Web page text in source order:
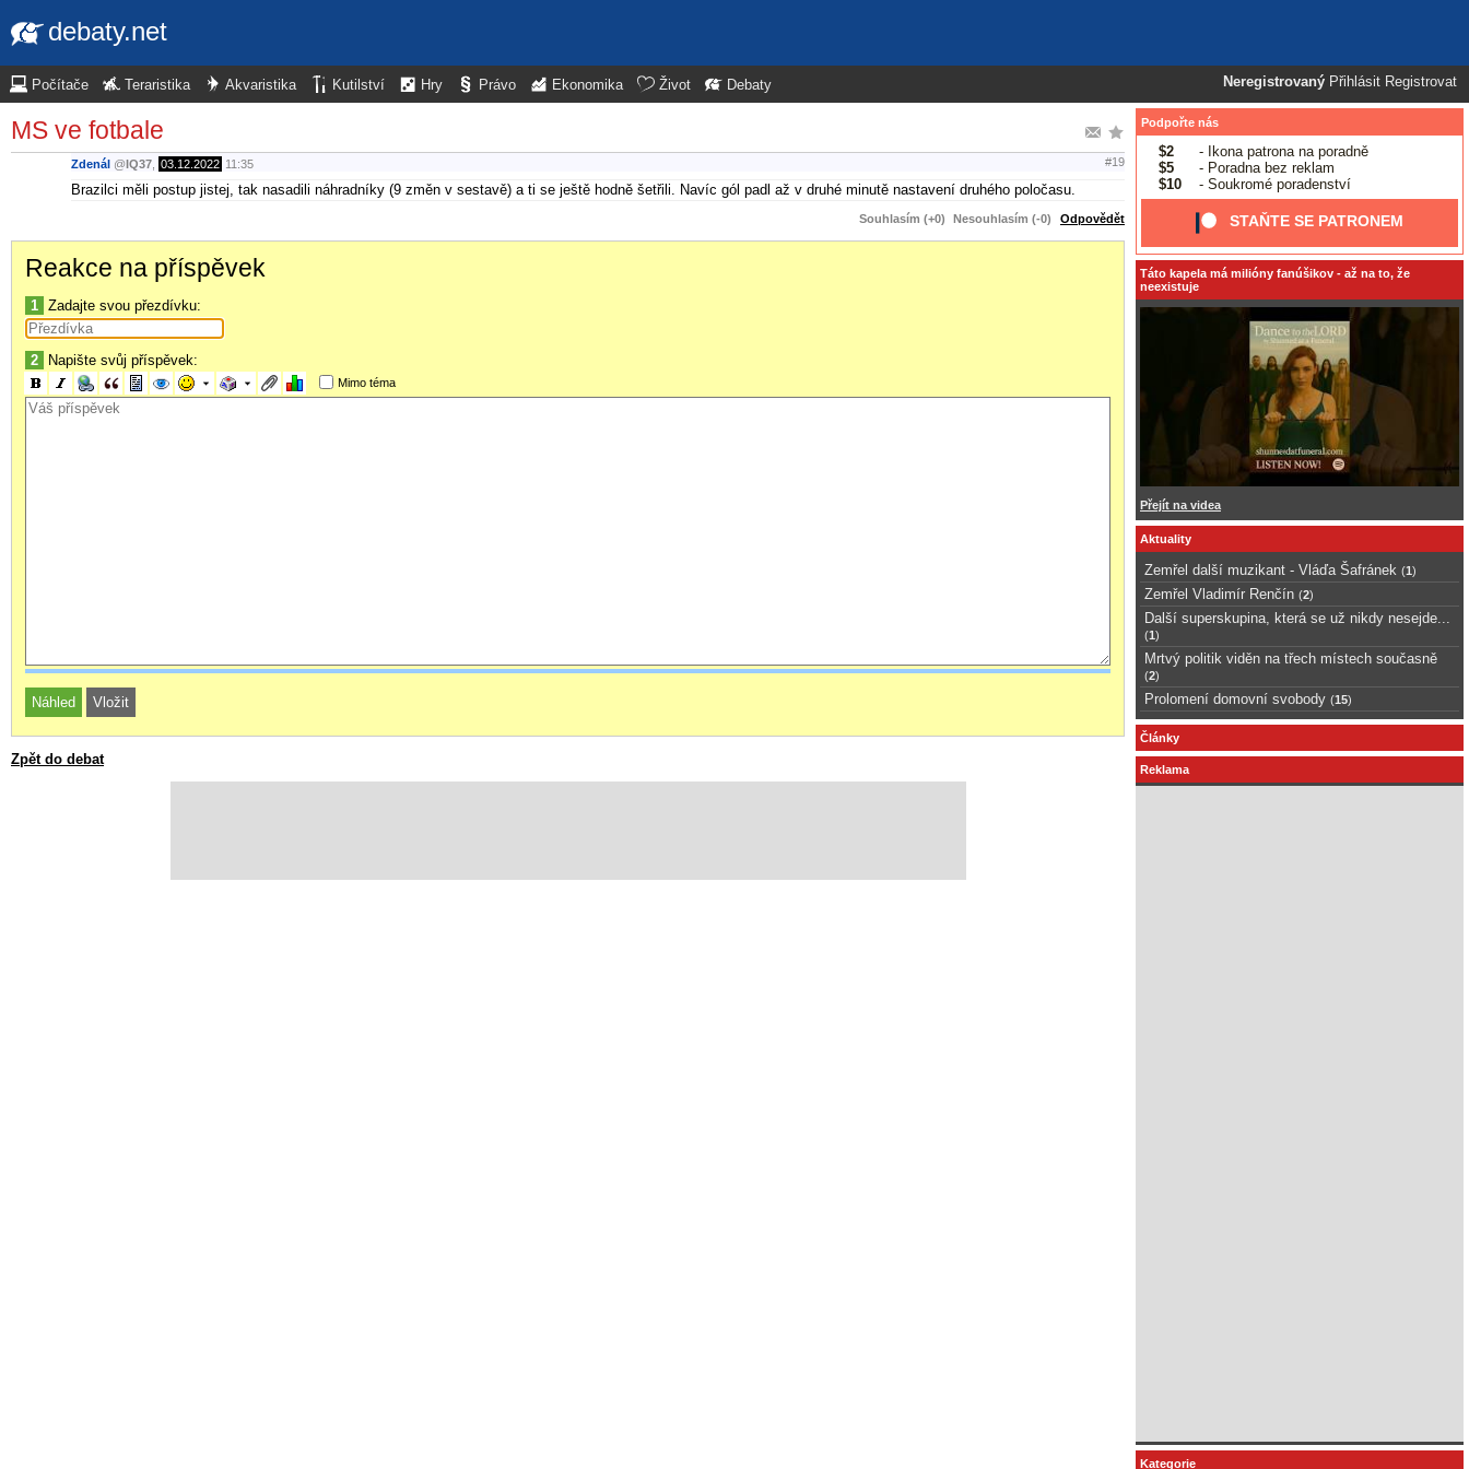
debaty.net
Neregistrovaný Přihlásit Registrovat
Počítače Teraristika Akvaristika Kutilství Hry Právo Ekonomika Život Debaty
MS ve fotbale
Zdenál @IQ37 03.12.2022 11:35 #19
Brazilci měli postup jistej, tak nasadili náhradníky (9 změn v sestavě) a ti se ještě hodně šetřili. Navíc gól padl až v druhé minutě nastavení druhého poločasu.
Souhlasím (+0) Nesouhlasím (-0) Odpovědět
Reakce na příspěvek
1 Zadajte svou přezdívku:
2 Napište svůj příspěvek:
Mimo téma
Zpět do debat
Podpořte nás
$2
- Ikona patrona na poradně
$5
- Poradna bez reklam
$10
- Soukromé poradenství
STAŇTE SE PATRONEM
Táto kapela má milióny fanúšikov - až na to, že
neexistuje
Přejít na videa
Aktuality
Zemřel další muzikant - Vláďa Šafránek (1 )
Zemřel Vladimír Renčín (2)
Další superskupina, která se už nikdy nesejde...
(1 )
Mrtvý politik viděn na třech místech současně
(2)
Prolomení domovní svobody (15)
Články
Reklama
Kategorie